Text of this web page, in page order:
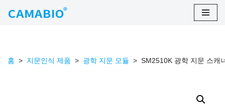
로
홈 > 지문인식 제품 > 광학 지문 모듈 > SM2510K 광학 지문 스캐